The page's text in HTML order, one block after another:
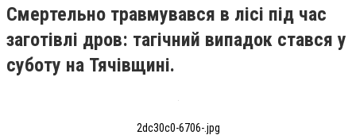
Смертельно травмувався в лісі під час
заготівлі дров: тагічний випадок стався у
суботу на Тячівщині.
2dc30c0-6706-.jpg